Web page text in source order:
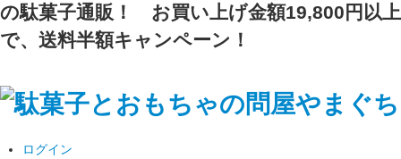
の駄菓子通販！
お買い上げ金額19,800円以上
で、送料半額キャンペーン！
ログイン